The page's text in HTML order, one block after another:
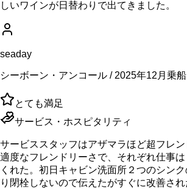
しいワインが日替わりで出てきました。
seaday
シーボーン・アンコール / 2025年12月乗船
とても満足
サービス・ホスピタリティ
サービススタッフはアザマラほど超フレン
適度なフレンドリーさで、それぞれ仕事
くれた。初日キャビン洗面所２つのシン
り閉栓しないので伝えたがすぐに改善され